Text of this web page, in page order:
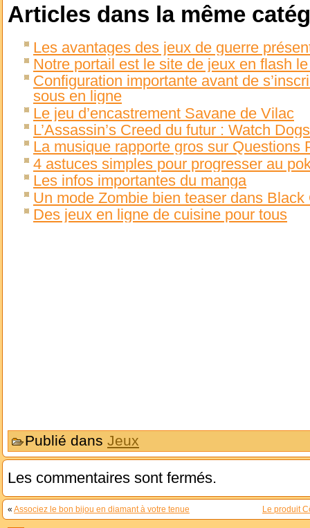
Articles dans la même
Les avantages des jeux de guerre
Notre portail est le site de jeux en flash
Configuration importante avant de
sous en ligne
Le jeu d’encastrement Savane de Vilac
L’Assassin’s Creed du futur : Watch Dogs
La musique rapporte gros sur Questions
4 astuces simples pour progresser au
Les infos importantes du manga
Un mode Zombie bien teaser dans Black
Des jeux en ligne de cuisine pour tous
Publié dans Jeux
Les commentaires sont fermés.
« Associez le bon bijou en diamant à votre tenue Le produit